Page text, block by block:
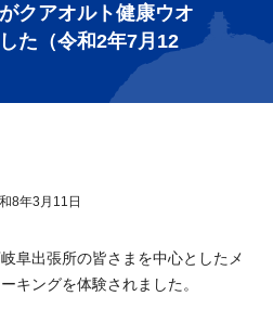
クアオルト健康ウオ
た（令和2年7月12
8年3月11日
阜出張所の皆さまを中心としたメ
キングを体験されました。